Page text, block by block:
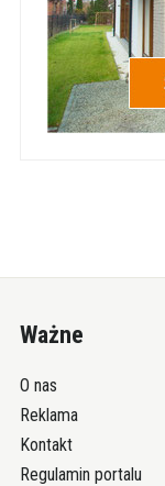
Ważne
O nas
Reklama
Kontakt
Regulamin portalu